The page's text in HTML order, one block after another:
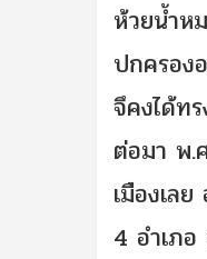
ห้วยน้ำห
ปกครอง
จึคงได้ท
ต่อมา พ.
เมืองเล
4 อำเภอ